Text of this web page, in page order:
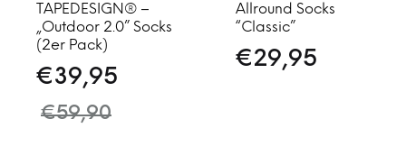
TAPEDESIGN® –
„Outdoor 2.0” Socks
(2er Pack)
€39,95
€59,90
Allround Socks
“Classic”
€29,95